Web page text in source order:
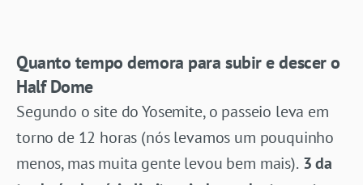
Quanto tempo demora para subir e descer o
Half Dome
Segundo o site do Yosemite, o passeio leva em
torno de 12 horas (nós levamos um pouquinho
menos, mas muita gente levou bem mais).3 da